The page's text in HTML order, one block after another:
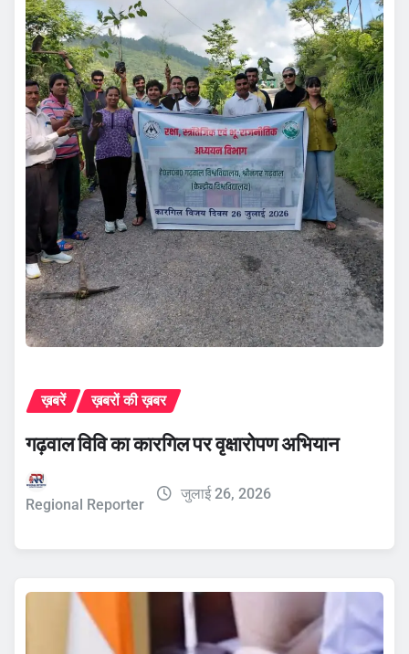
ख़बरें ख़बरों की ख़बर
गढ़वाल विवि का कारगिल पर वृक्षारोपण अभियान
Regional Reporter
जुलाई 26, 2026